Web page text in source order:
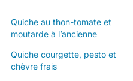
Quiche au thon-tomate et
moutarde à l’ancienne
Quiche courgette, pesto et
chèvre frais